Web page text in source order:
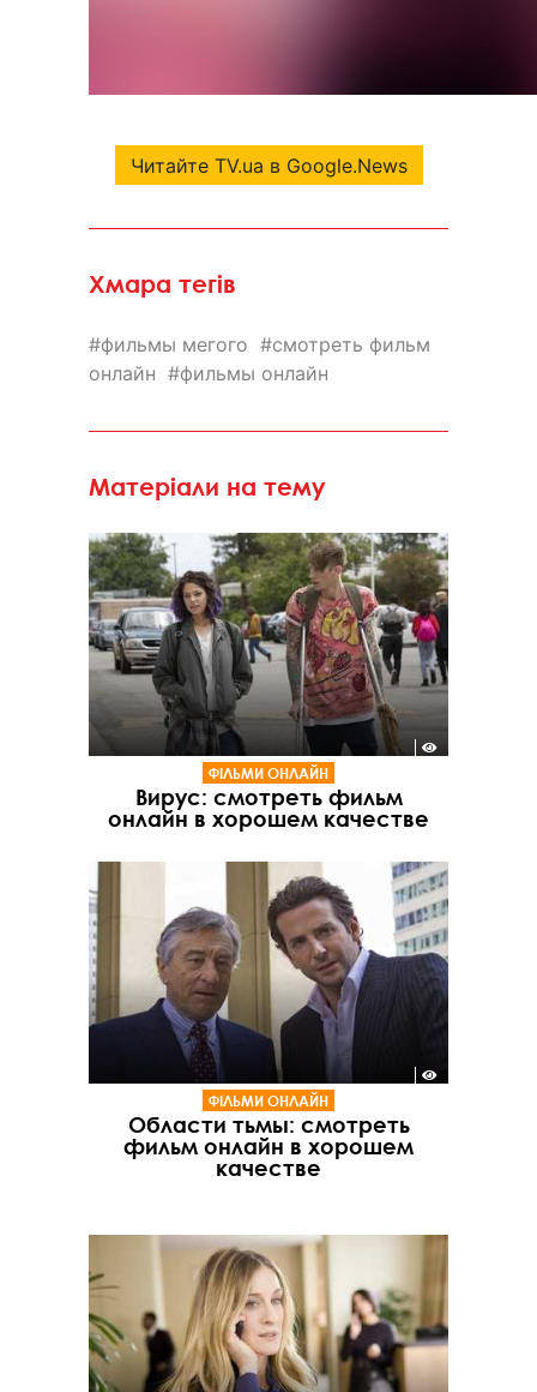
Читайте TV.ua в Google.News
Хмара тегів
фильмы мегого
смотреть фильм
онлайн
фильмы онлайн
Матеріали на тему
ФІЛЬМИ ОНЛАЙН
Вирус: смотреть фильм
онлайн в хорошем качестве
ФІЛЬМИ ОНЛАЙН
Области тьмы: смотреть
фильм онлайн в хорошем
качестве